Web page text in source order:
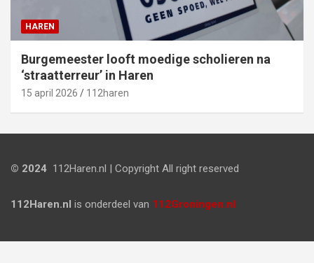
HAREN
Burgemeester looft moedige scholieren na
‘straatterreur’ in Haren
15 april 2026 112haren
© 2024 112Haren.nl | Copyright All right reserved
112Haren.nl is onderdeel van 112Groningen.nl